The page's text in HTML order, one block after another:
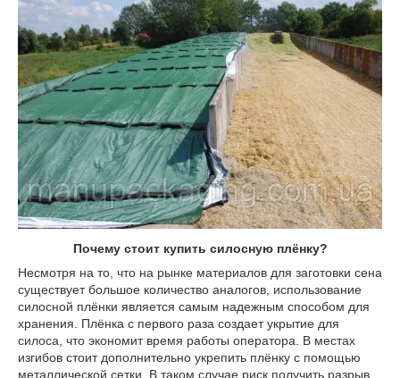
Почему стоит купить силосную плёнку?
Несмотря на то, что на рынке материалов для заготовки сена
существует большое количество аналогов, использование
силосной плёнки является самым надежным способом для
хранения. Плёнка с первого раза создает укрытие для
силоса, что экономит время работы оператора. В местах
изгибов стоит дополнительно укрепить плёнку с помощью
металлической сетки. В таком случае риск получить разрыв